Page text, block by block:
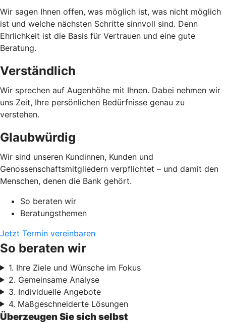
Wir sagen Ihnen offen, was möglich ist, was nicht möglich
ist und welche nächsten Schritte sinnvoll sind. Denn
Ehrlichkeit ist die Basis für Vertrauen und eine gute
Beratung.
Verständlich
Wir sprechen auf Augenhöhe mit Ihnen. Dabei nehmen wir
uns Zeit, Ihre persönlichen Bedürfnisse genau zu
verstehen.
Glaubwürdig
Wir sind unseren Kundinnen, Kunden und
Genossenschaftsmitgliedern verpflichtet – und damit den
Menschen, denen die Bank gehört.
So beraten wir
Beratungsthemen
Jetzt Termin vereinbaren
So beraten wir
1. Ihre Ziele und Wünsche im Fokus
2. Gemeinsame Analyse
3. Individuelle Angebote
4. Maßgeschneiderte Lösungen
Überzeugen Sie sich selbst